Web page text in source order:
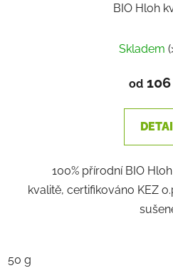
BIO Hloh
Skladem
od106
100% přírodní BIO
kvalitě, certifikováno KEZ
50 g